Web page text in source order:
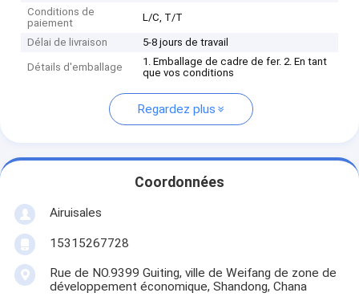
Conditions de
paiement
L/C, T/T
Délai de livraison 5-8 jours de travail
Détails d'emballage
1. Emballage de cadre de fer. 2. En tant
que vos conditions
Regardez plus
Coordonnées
Airuisales
15315267728
Rue de NO.9399 Guiting, ville de Weifang de zone de
développement économique, Shandong, Chana